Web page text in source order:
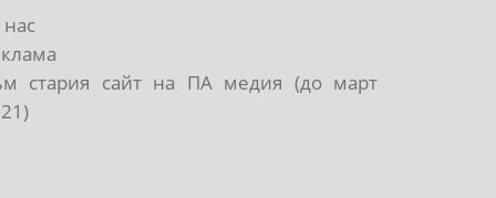
нас
стария сайт на ПА медия (до март